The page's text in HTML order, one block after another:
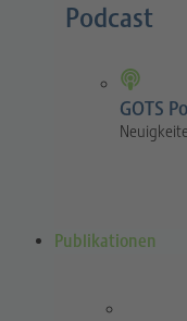
Podcast
GOTS
Publikationen